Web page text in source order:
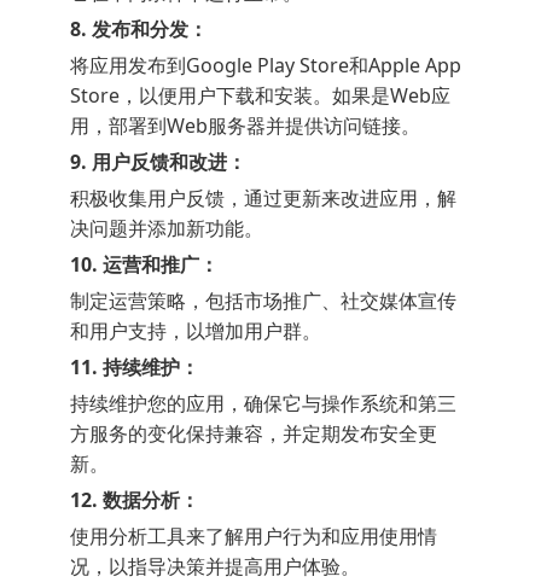
8. 发布和分发：
将应用发布到Google Play Store和Apple App
Store，以便用户下载和安装。如果是Web应
用，部署到Web服务器并提供访问链接。
9. 用户反馈和改进：
积极收集用户反馈，通过更新来改进应用，解
决问题并添加新功能。
10. 运营和推广：
制定运营策略，包括市场推广、社交媒体宣传
和用户支持，以增加用户群。
11. 持续维护：
持续维护您的应用，确保它与操作系统和第三
方服务的变化保持兼容，并定期发布安全更
新。
12. 数据分析：
使用分析工具来了解用户行为和应用使用情
况，以指导决策并提高用户体验。